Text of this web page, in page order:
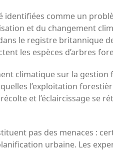
comme un
et du changement
le registre britannique
les espèces d’arbres
climatique sur la
l’exploitation
et l’éclaircissage se
pas des menaces :
urbaine. Les